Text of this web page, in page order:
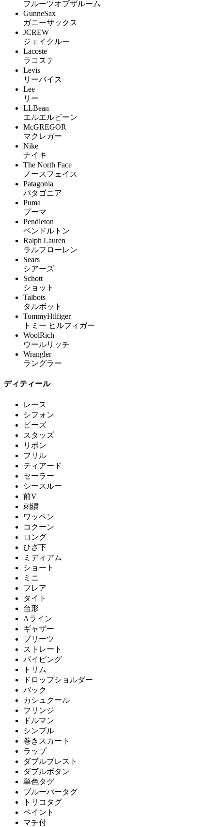
フルーツオブザルーム
GunneSax
ガニーサックス
JCREW
ジェイクルー
Lacoste
ラコステ
Levis
リーバイス
Lee
リー
LLBean
エルエルビーン
McGREGOR
マクレガー
Nike
ナイキ
The North Face
ノースフェイス
Patagonia
パタゴニア
Puma
プーマ
Pendleton
ペンドルトン
Ralph Lauren
ラルフローレン
Sears
シアーズ
Schott
ショット
Talbots
タルボット
TommyHilfiger
トミー ヒルフィガー
WoolRich
ウールリッチ
Wrangler
ラングラー
ディティール
レース
シフォン
ビーズ
スタッズ
リボン
フリル
ティアード
セーラー
シースルー
前V
刺繍
ワッペン
コクーン
ロング
ひざ下
ミディアム
ショート
ミニ
フレア
タイト
台形
Aライン
ギャザー
プリーツ
ストレート
パイピング
トリム
ドロップショルダー
バック
カシュクール
フリンジ
ドルマン
シンプル
巻きスカート
ラップ
ダブルブレスト
ダブルボタン
単色タグ
ブルーバータグ
トリコタグ
ペイント
マチ付